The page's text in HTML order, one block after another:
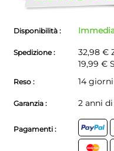
Disponibilità :
Spedizione : 32,98 €
19,99 €
Reso : 14
Garanzia : 2 anni
Pagamenti :